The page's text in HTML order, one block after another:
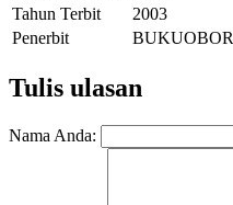
Tahun Terbit
2003
Penerbit
BUKUOBOR
Tulis ulasan
Nama Anda: